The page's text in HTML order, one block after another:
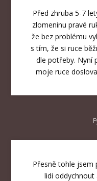
Před zhruba 5-7
zlomeninu pravé
že bez problému
s tím, že si ruce
dle potřeby. Nyní
moje ruce
Přesně tohle jsem
lidi oddychnout